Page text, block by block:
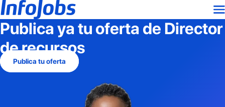
Publica ya tu oferta de Director
de recursos
Publica tu oferta